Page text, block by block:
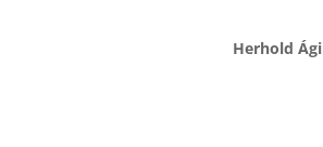
Herhold Ági